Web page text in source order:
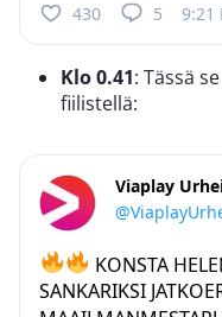
430 5 9:21
Klo 0.41: Tässä
fiilistellä:
Viaplay
KONSTA
SANKARIKSI